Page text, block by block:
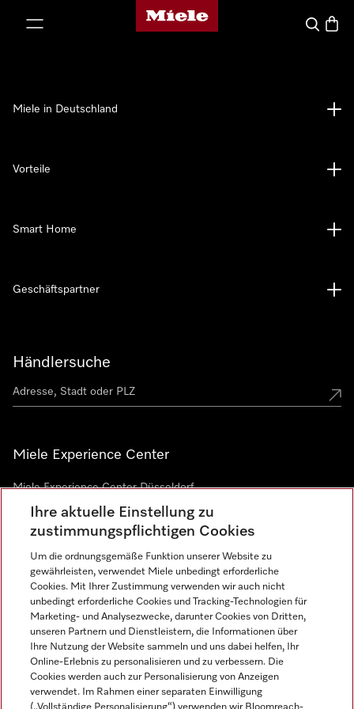
Miele-Homepage
Suche
Händlersuche
Miele Experience Center
Miele Experience Center Düsseldorf
Miele Experience Center Gütersloh
Newsletter
Miele in Deutschland
Vorteile
Smart Home
Geschäftspartner
Ihre aktuelle Einstellung zu
zustimmungspflichtigen Cookies
Um die ordnungsgemäße Funktion unserer Website zu
gewährleisten, verwendet Miele unbedingt erforderliche
Cookies. Mit Ihrer Zustimmung verwenden wir auch nicht
unbedingt erforderliche Cookies und Tracking-Technologien für
Marketing- und Analysezwecke, darunter Cookies von Dritten,
unseren Partnern und Dienstleistern, die Informationen über
Ihre Nutzung der Website sammeln und uns dabei helfen, Ihr
Online-Erlebnis zu personalisieren und zu verbessern. Die
Cookies werden auch zur Personalisierung von Anzeigen
verwendet. Im Rahmen einer separaten Einwilligung